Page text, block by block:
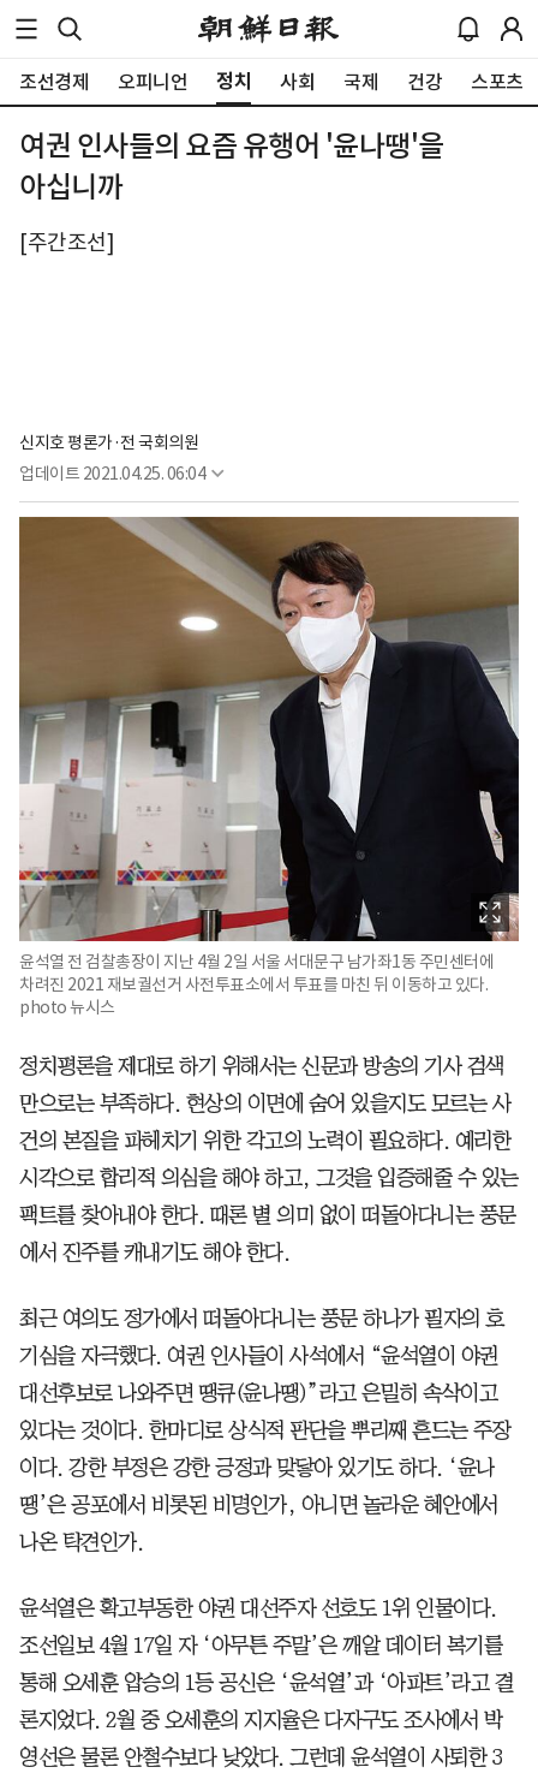
조선경제 오피니언 정치 사회 국제 건강 스포츠
여권 인사들의 요즘 유행어 '윤나땡'을
아십니까
[주간조선]
신지호 평론가·전 국회의원
업데이트 2021.04.25. 06:04
윤석열 전 검찰총장이 지난 4월 2일 서울 서대문구 남가좌1동 주민센터에
차려진 2021 재보궐선거 사전투표소에서 투표를 마친 뒤 이동하고 있다.
photo 뉴시스
정치평론을 제대로 하기 위해서는 신문과 방송의 기사 검색
만으로는 부족하다. 현상의 이면에 숨어 있을지도 모르는 사
건의 본질을 파헤치기 위한 각고의 노력이 필요하다. 예리한
시각으로 합리적 의심을 해야 하고, 그것을 입증해줄 수 있는
팩트를 찾아내야 한다. 때론 별 의미 없이 떠돌아다니는 풍문
에서 진주를 캐내기도 해야 한다.
최근 여의도 정가에서 떠돌아다니는 풍문 하나가 필자의 호
기심을 자극했다. 여권 인사들이 사석에서 “윤석열이 야권
대선후보로 나와주면 땡큐(윤나땡)”라고 은밀히 속삭이고
있다는 것이다. 한마디로 상식적 판단을 뿌리째 흔드는 주장
이다. 강한 부정은 강한 긍정과 맞닿아 있기도 하다. ‘윤나
땡’은 공포에서 비롯된 비명인가, 아니면 놀라운 혜안에서
나온 탁견인가.
윤석열은 확고부동한 야권 대선주자 선호도 1위 인물이다.
조선일보 4월 17일 자 ‘아무튼 주말’은 깨알 데이터 복기를
통해 오세훈 압승의 1등 공신은 ‘윤석열’과 ‘아파트’라고 결
론지었다. 2월 중 오세훈의 지지율은 다자구도 조사에서 박
영선은 물론 안철수보다 낮았다. 그런데 윤석열이 사퇴한 3